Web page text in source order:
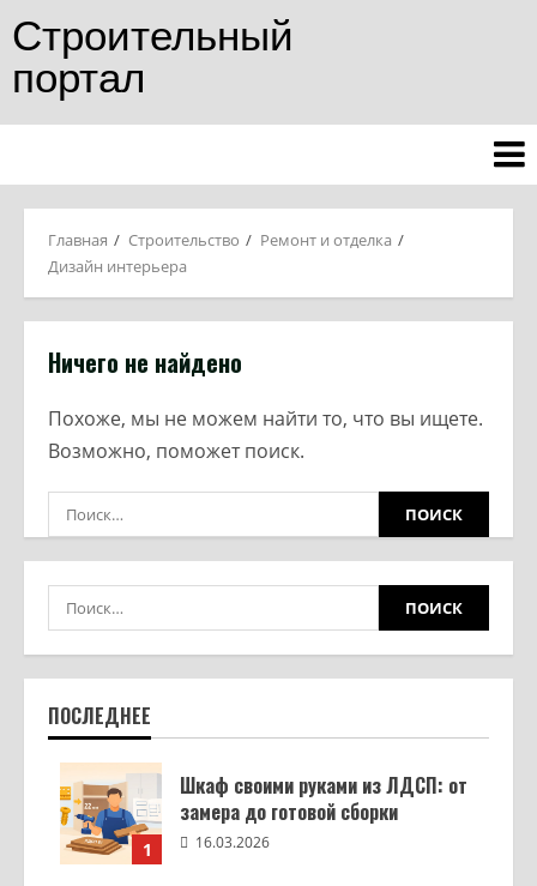
Строительный
портал
Главная Строительство
Ремонт и отделка
Дизайн интерьера
Ничего не найдено
Похоже, мы не можем найти то, что вы ищете.
Возможно, поможет поиск.
ПОСЛЕДНЕЕ
1
Шкаф своими руками из ЛДСП: от
замера до готовой сборки
16.03.2026